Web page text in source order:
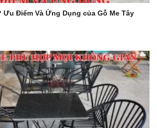
Ưu Điểm Và Ứng Dụng của Gỗ Me Tây